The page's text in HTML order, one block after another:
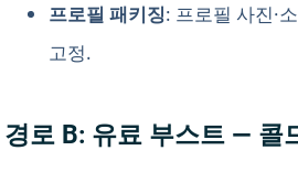
프로필 패키징: 프로필 사진·
고정.
경로 B: 유료 부스트 — 콜